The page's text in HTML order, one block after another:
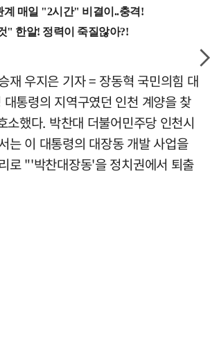
재 우지은 기자 = 장동혁 국민의힘 대
통령의 지역구였던 인천 계양을 찾
소했다. 박찬대 더불어민주당 인천시
는 이 대통령의 대장동 개발 사업을
로 "'박찬대장동'을 정치권에서 퇴출